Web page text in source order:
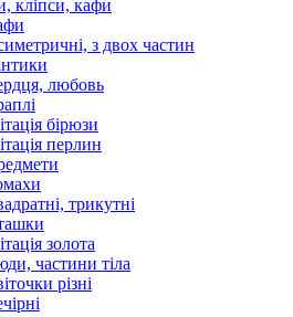
кліпси, кафи
з двох частин
любовь
бірюзи
перлин
трикутні
золота
частини тіла
різні